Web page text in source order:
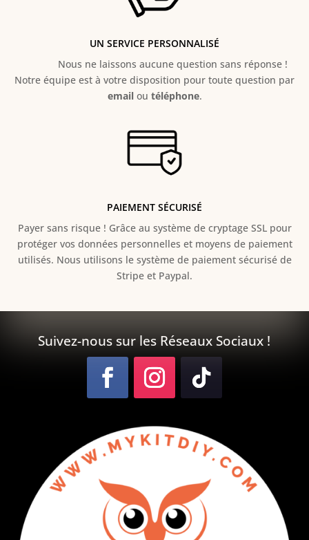
UN SERVICE PERSONNALISÉ
Nous ne laissons aucune question sans réponse !
Notre équipe est à votre disposition pour toute question par
emailou téléphone.
PAIEMENT SÉCURISÉ
Payer sans risque ! Grâce au système de cryptage SSL pour
protéger vos données personnelles et moyens de paiement
utilisés. Nous utilisons le système de paiement sécurisé de
Stripe et Paypal.
Suivez-nous sur les Réseaux Sociaux !